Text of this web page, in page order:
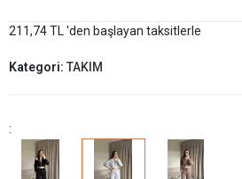
211,74 TL 'den başlayan taksitlerle
Kategori: TAKIM
: